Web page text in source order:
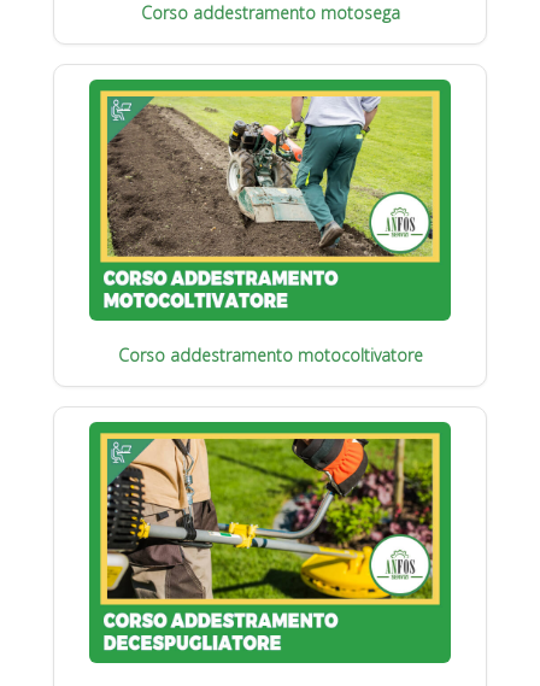
Corso addestramento motosega
Corso addestramento motocoltivatore